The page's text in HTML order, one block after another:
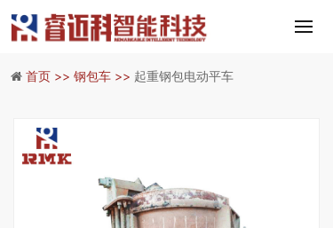
首页 >> 钢包车 >> 起重钢包电动平车